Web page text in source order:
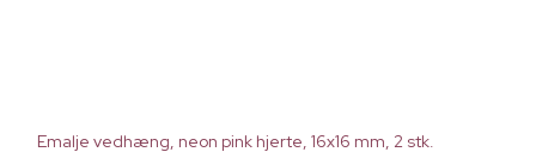
Emalje vedhæng, neon pink hjerte, 16x16 mm, 2 stk.